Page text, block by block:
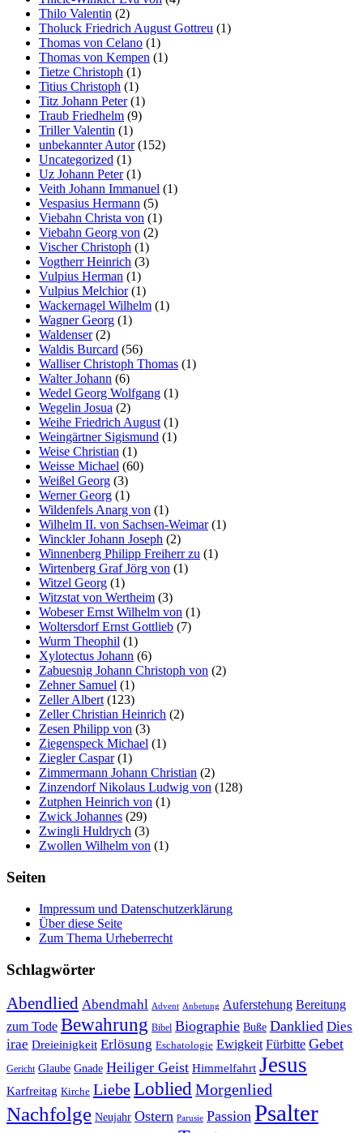
Thilo Valentin (2)
Tholuck Friedrich August Gottreu (1)
Thomas von Celano (1)
Thomas von Kempen (1)
Tietze Christoph (1)
Titius Christoph (1)
Titz Johann Peter(1)
Traub Friedhelm (9)
Triller Valentin (1)
unbekannter Autor(152)
Uncategorized (1)
Uz Johann Peter(1)
Veith Johann Immanuel (1)
Vespasius Hermann (5)
Viebahn Christa von (1)
Viebahn Georg von (2)
Vischer Christoph (1)
Vogtherr Heinrich (3)
Vulpius Herman (1)
Vulpius Melchior(1)
Wackernagel Wilhelm (1)
Wagner Georg (1)
Waldenser(2)
Waldis Burcard (56)
Walliser Christoph Thomas (1)
Walter Johann (6)
Wedel Georg Wolfgang (1)
Wegelin Josua (2)
Weihe Friedrich August(1)
Weingärtner Sigismund (1)
Weise Christian (1)
Weisse Michael (60)
Weißel Georg (3)
Werner Georg (1)
Wildenfels Anarg von (1)
Wilhelm II. von Sachsen-Weimar(1)
Winckler Johann Joseph (2)
Winnenberg Philipp Freiherr zu (1)
Wirtenberg Graf Jörg von (1)
Witzel Georg (1)
Witzstat von Wertheim (3)
Wobeser Ernst Wilhelm von (1)
Woltersdorf Ernst Gottlieb (7)
Wurm Theophil (1)
Xylotectus Johann (6)
Zabuesnig Johann Christoph von (2)
Zehner Samuel (1)
Zeller Albert(123)
Zeller Christian Heinrich (2)
Zesen Philipp von (3)
Ziegenspeck Michael (1)
Ziegler Caspar(1)
Zimmermann Johann Christian (2)
Zinzendorf Nikolaus Ludwig von (128)
Zutphen Heinrich von (1)
Zwick Johannes (29)
Zwingli Huldrych (3)
Zwollen Wilhelm von (1)
Seiten
Impressum und Datenschutzerklärung
Über diese Seite
Zum Thema Urheberrecht
Schlagwörter
Abendlied Abendmahl Advent Anbetung Auferstehung Bereitung
zum Tode Bewahrung Bibel Biographie Buße Danklied Dies
irae Dreieinigkeit Erlösung Eschatologie Ewigkeit Fürbitte Gebet
Gericht Glaube Gnade Heiliger Geist Himmelfahrt Jesus
Karfreitag Kirche LiebeLobliedMorgenlied
Nachfolge Neujahr Ostern Parusie Passion Psalter